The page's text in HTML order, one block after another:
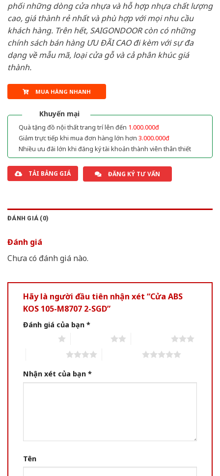
phối những dòng cửa nhựa và hỗ hợp nhựa chất lượng
cao, giá thành rẻ nhất và phù hợp với mọi nhu cầu
khách hàng. Trên hết, SAIGONDOOR còn có những
chính sách bán hàng ƯU ĐÃI CAO đi kèm với sự đa
dạng về mẫu mã, loại cửa gỗ và cả phân khúc giá
thành.
MUA HÀNG NHANH
Khuyến mại
Quà tặng đồ nội thất trang trí lên đến 1.000.000đ
Giảm trực tiếp khi mua đơn hàng lớn hơn 3.000.000đ
Nhiều ưu đãi lớn khi đăng ký tài khoản thành viên thân thiết
TẢI BẢNG GIÁ ĐĂNG KÝ TƯ VẤN
ĐÁNH GIÁ (0)
Đánh giá
Chưa có đánh giá nào.
Hãy là người đầu tiên nhận xét “Cửa ABS
KOS 105-M8707 2-SGD”
Đánh giá của bạn *
Nhận xét của bạn *
Tên